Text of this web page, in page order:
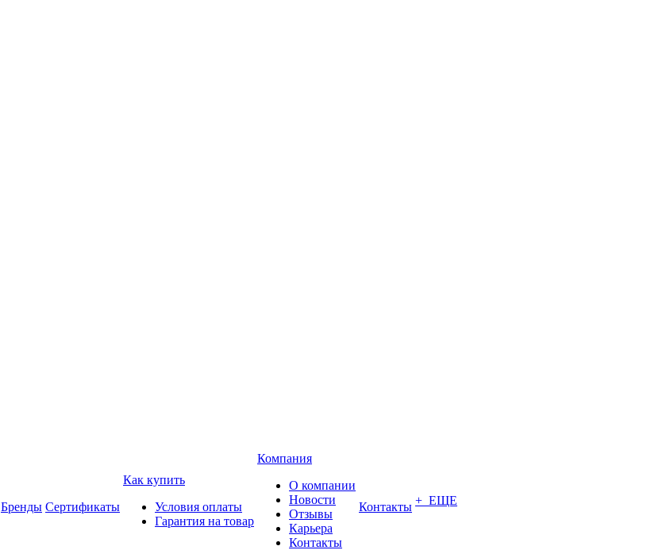
Бренды Сертификаты
Как купить
Условия оплаты
Гарантия на товар
Компания
О компании
Новости
Отзывы
Карьера
Контакты
Контакты + ЕЩЕ